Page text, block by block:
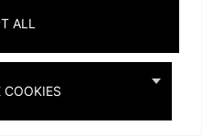
COOKIES
ALLla personne concernée ;
de Traitement, dans le